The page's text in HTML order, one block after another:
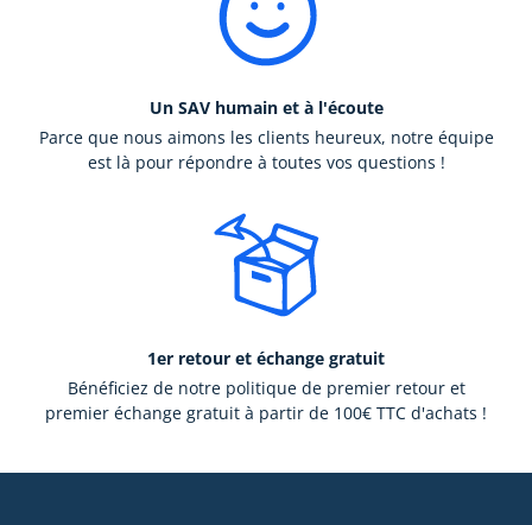
Un SAV humain et à l'écoute
Parce que nous aimons les clients heureux, notre équipe
est là pour répondre à toutes vos questions !
1er retour et échange gratuit
Bénéficiez de notre politique de premier retour et
premier échange gratuit à partir de 100€ TTC d'achats !